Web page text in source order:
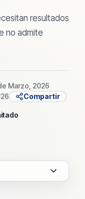
resultados
no admite
Marzo, 2026
Compartir